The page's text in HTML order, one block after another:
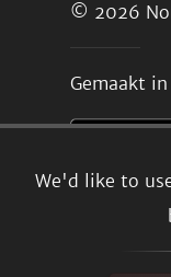
We'd like to
© 2026
Gemaakt in